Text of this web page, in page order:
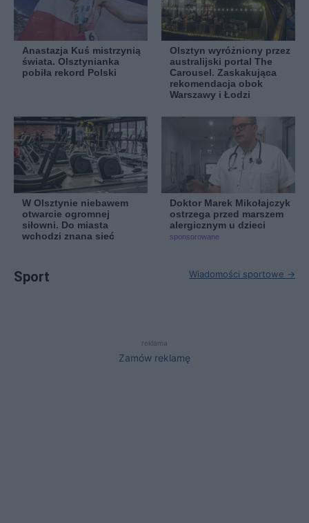
Anastazja Kuś mistrzynią
świata. Olsztynianka
pobiła rekord Polski
Olsztyn wyróżniony przez
australijski portal The
Carousel. Zaskakująca
rekomendacja obok
Warszawy i Łodzi
W Olsztynie niebawem
otwarcie ogromnej
siłowni. Do miasta
wchodzi znana sieć
Doktor Marek Mikołajczyk
ostrzega przed marszem
alergicznym u dzieci
sponsorowane
Sport Wiadomości sportowe →
reklama
Zamów reklamę